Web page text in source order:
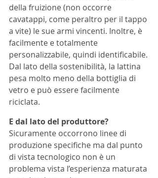
della fruizione (non occorre
cavatappi, come peraltro per il tappo
a vite) le sue armi vincenti. Inoltre, è
facilmente e totalmente
personalizzabile, quindi identificabile.
Dal lato della sostenibilità, la lattina
pesa molto meno della bottiglia di
vetro e può essere facilmente
riciclata.
E dal lato del produttore?
Sicuramente occorrono linee di
produzione specifiche ma dal punto
di vista tecnologico non è un
problema vista l’esperienza maturata